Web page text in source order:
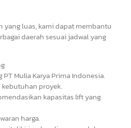
yang luas, kami dapat membantu
daerah sesuai jadwal yang
Mulia Karya Prima Indonesia.
kebutuhan proyek.
kapasitas lift yang
harga.